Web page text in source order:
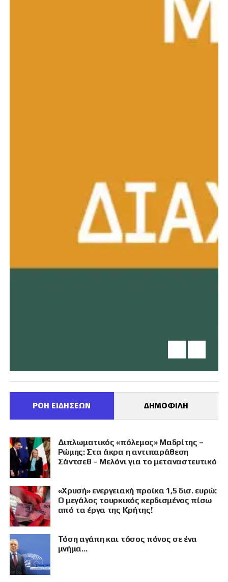
ΡΟΗ ΕΙΔΗΣΕΩΝ ΔΗΜΟΦΙΛΗ
Διπλωματικός «πόλεμος» Μαδρίτης –
Ρώμης: Στα άκρα η αντιπαράθεση
Σάντσεθ – Μελόνι για το μεταναστευτικό
«Χρυσή» ενεργειακή προίκα 1,5 δισ. ευρώ:
Ο μεγάλος τουρκικός κερδισμένος πίσω
από τα έργα της Κρήτης!
Τόση αγάπη και τόσος πόνος σε ένα
μνήμα…